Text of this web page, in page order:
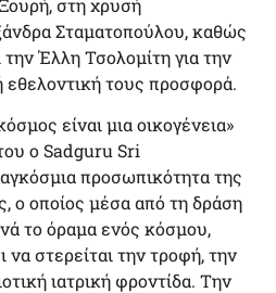
Σταματοπούλου, καθώς
Έλλη Τσολομίτη για την
εθελοντική τους προσφορά.
είναι μια οικογένεια»
ο Sadguru Sri
προσωπικότητα της
ο οποίος μέσα από τη δράση
το όραμα ενός κόσμου,
στερείται την τροφή, την
ιατρική φροντίδα. Την